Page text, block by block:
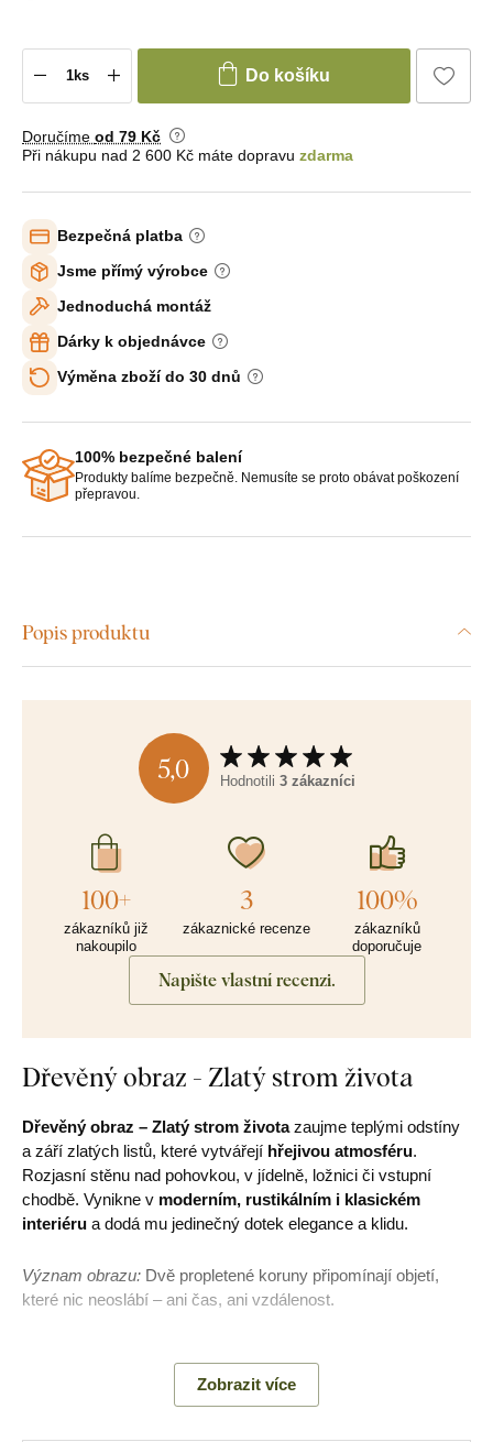
Do košíku
Doručíme od 79 Kč
Při nákupu nad 2 600 Kč máte dopravu zdarma
Bezpečná platba
Jsme přímý výrobce
Jednoduchá montáž
Dárky k objednávce
Výměna zboží do 30 dnů
100% bezpečné balení
Produkty balíme bezpečně. Nemusíte se proto obávat poškození
přepravou.
Popis produktu
5,0 Hodnotili 3 zákazníci
100+
zákazníků již
nakoupilo
3
zákaznické recenze
100%
zákazníků
doporučuje
Napište vlastní recenzi.
Dřevěný obraz - Zlatý strom života
Dřevěný obraz – Zlatý strom životazaujme teplými odstíny
a září zlatých listů, které vytvářejí hřejivou atmosféru.
Rozjasní stěnu nad pohovkou, v jídelně, ložnici či vstupní
chodbě. Vynikne v moderním, rustikálním i klasickém
interiéru a dodá mu jedinečný dotek elegance a klidu.
Význam obrazu: Dvě propletené koruny připomínají objetí,
které nic neoslábí – ani čas, ani vzdálenost.
Zobrazit více